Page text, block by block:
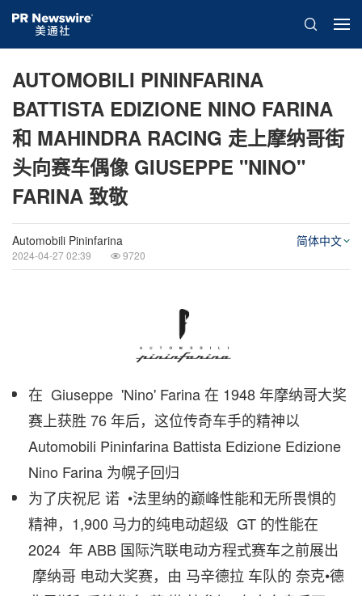
AUTOMOBILI PININFARINA
BATTISTA EDIZIONE NINO FARINA
和 MAHINDRA RACING 走上摩纳哥街
头向赛车偶像 GIUSEPPE "NINO"
FARINA 致敬
Automobili Pininfarina
2024-04-27 02:39 9720
简体中文
在 Giuseppe 'Nino' Farina 在 1948 年摩纳哥大奖
赛上获胜 76 年后，这位传奇车手的精神以
Automobili Pininfarina Battista Edizione Edizione
Nino Farina 为幌子回归
为了庆祝尼 诺 •法里纳的巅峰性能和无所畏惧的
精神，1,900 马力的纯电动超级 GT 的性能在
2024 年 ABB 国际汽联电动方程式赛车之前展出
摩纳哥 电动大奖赛，由 马辛德拉 车队的 奈克•德